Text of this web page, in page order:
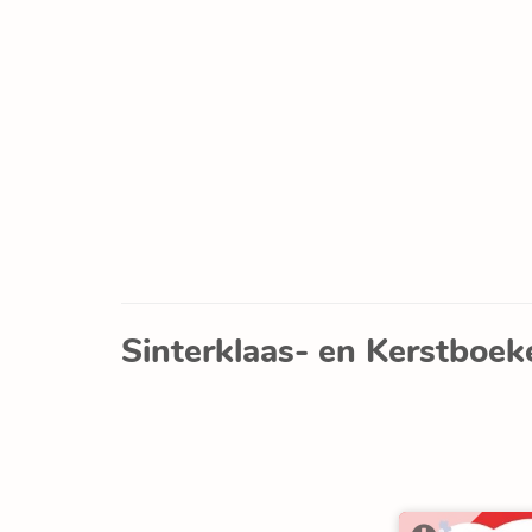
Sinterklaas- en